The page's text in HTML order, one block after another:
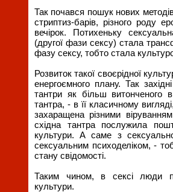
Так почався пошук нових
стриптиз-барів, різного роду
вечірок. Потихеньку
(другої фази сексу) стала
фазу сексу, тобто стала
Розвиток такої своєрідної
енергоємного плану. Так
тантри як більш витонченого
тантра, - в її класичному
захаращена різними
східна тантра послужила
культури. А саме з
сексуальним психоделіком, -
стану свідомості.
Таким чином, в сексі люди
культури.